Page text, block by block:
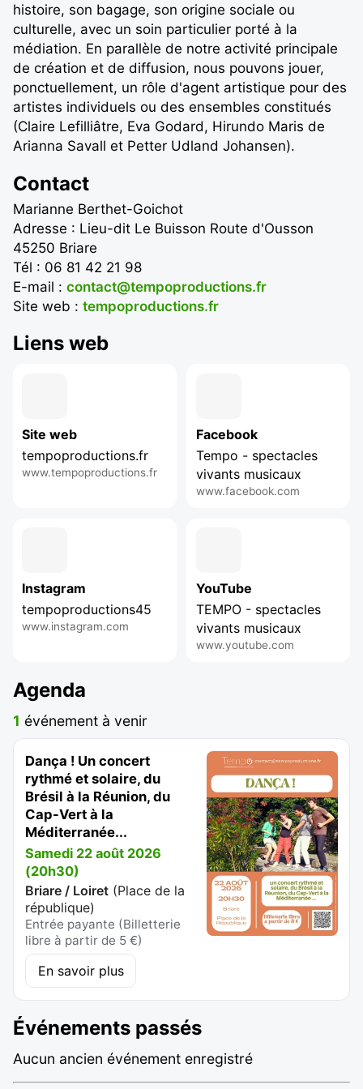
histoire, son bagage, son origine sociale ou
culturelle, avec un soin particulier porté à la
médiation. En parallèle de notre activité principale
de création et de diffusion, nous pouvons jouer,
ponctuellement, un rôle d'agent artistique pour des
artistes individuels ou des ensembles constitués
(Claire Lefilliâtre, Eva Godard, Hirundo Maris de
Arianna Savall et Petter Udland Johansen).
Contact
Marianne Berthet-Goichot
Adresse : Lieu-dit Le Buisson Route d'Ousson
45250 Briare
Tél : 06 81 42 21 98
E-mail : contact@tempoproductions.fr
Site web : tempoproductions.fr
Liens web
Site web
tempoproductions.fr
www.tempoproductions.fr
Facebook
Tempo - spectacles
vivants musicaux
www.facebook.com
Instagram
tempoproductions45
www.instagram.com
YouTube
TEMPO - spectacles
vivants musicaux
www.youtube.com
Agenda
1 événement à venir
Dança ! Un concert
rythmé et solaire, du
Brésil à la Réunion, du
Cap-Vert à la
Méditerranée...
Samedi 22 août 2026
(20h30)
Briare / Loiret (Place de la
république)
Entrée payante (Billetterie
libre à partir de 5 €)
En savoir plus
Événements passés
Aucun ancien événement enregistré